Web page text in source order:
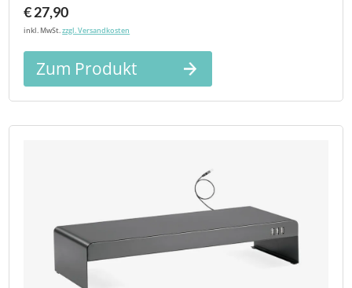
€ 27,90
inkl. MwSt.zzgl. Versandkosten
Zum Produkt